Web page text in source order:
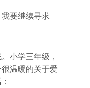
要继续寻求
小学三年级，
温暖的关于爱